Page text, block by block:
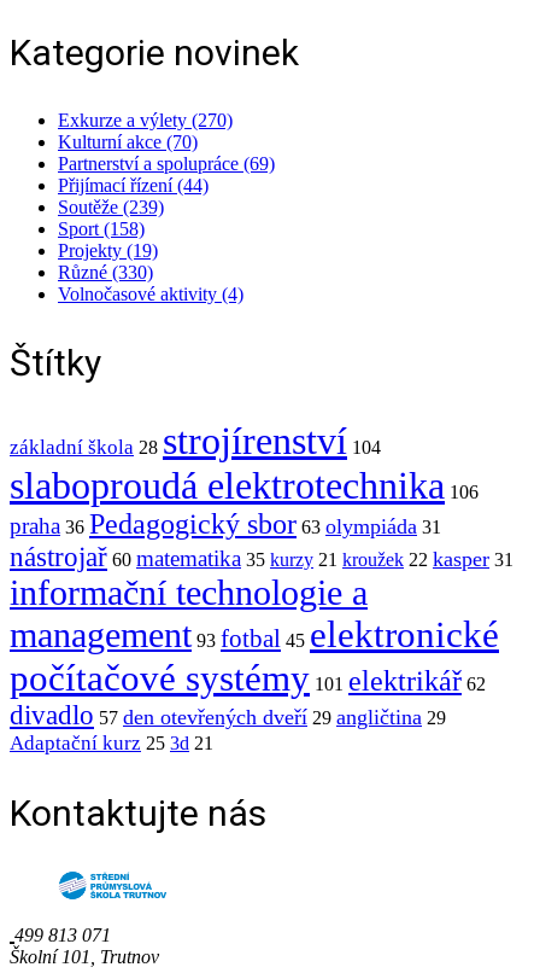
Kategorie novinek
Exkurze a výlety (270)
Kulturní akce (70)
Partnerství a spolupráce (69)
Přijímací řízení (44)
Soutěže (239)
Sport (158)
Projekty (19)
Různé (330)
Volnočasové aktivity (4)
Štítky
základní škola 28 strojírenství 104
slaboproudá elektrotechnika 106
praha 36 Pedagogický sbor 63 olympiáda 31
nástrojař 60 matematika 35 kurzy 21 kroužek 22 kasper 31
informační technologie a
management 93 fotbal 45 elektronické
počítačové systémy 101 elektrikář 62
divadlo 57 den otevřených dveří 29 angličtina 29
Adaptační kurz 25 3d 21
Kontaktujte nás
499 813 071
Školní 101, Trutnov